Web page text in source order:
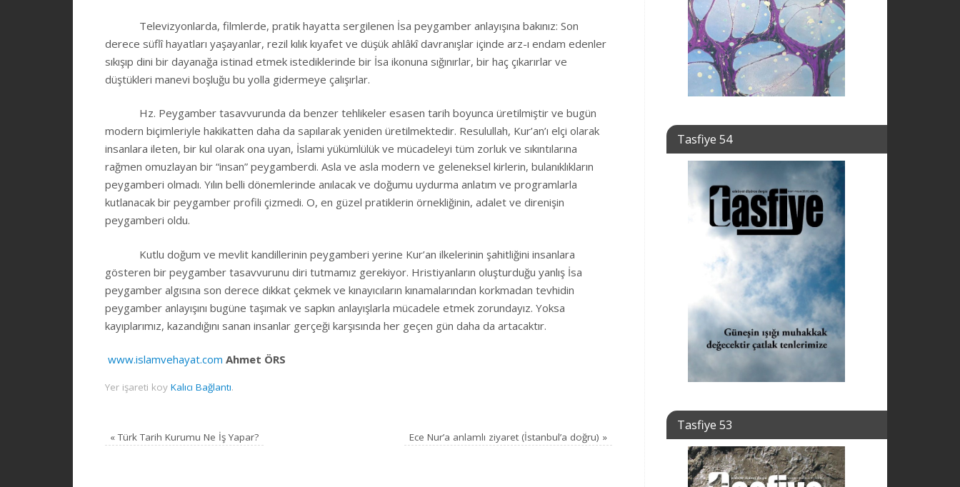
Televizyonlarda, filmlerde, pratik hayatta sergilenen İsa peygamber anlayışına bakınız: Son
derece süflî hayatları yaşayanlar, rezil kılık kıyafet ve düşük ahlâkî davranışlar içinde arz-ı endam edenler
sıkışıp dini bir dayanağa istinad etmek istediklerinde bir İsa ikonuna sığınırlar, bir haç çıkarırlar ve
düştükleri manevi boşluğu bu yolla gidermeye çalışırlar.
Hz. Peygamber tasavvurunda da benzer tehlikeler esasen tarih boyunca üretilmiştir ve bugün
modern biçimleriyle hakikatten daha da sapılarak yeniden üretilmektedir. Resulullah, Kur’an’ı elçi olarak
insanlara ileten, bir kul olarak ona uyan, İslami yükümlülük ve mücadeleyi tüm zorluk ve sıkıntılarına
rağmen omuzlayan bir “insan” peygamberdi. Asla ve asla modern ve geleneksel kirlerin, bulanıklıkların
peygamberi olmadı. Yılın belli dönemlerinde anılacak ve doğumu uydurma anlatım ve programlarla
kutlanacak bir peygamber profili çizmedi. O, en güzel pratiklerin örnekliğinin, adalet ve direnişin
peygamberi oldu.
Kutlu doğum ve mevlit kandillerinin peygamberi yerine Kur’an ilkelerinin şahitliğini insanlara
gösteren bir peygamber tasavvurunu diri tutmamız gerekiyor. Hristiyanların oluşturduğu yanlış İsa
peygamber algısına son derece dikkat çekmek ve kınayıcıların kınamalarından korkmadan tevhidin
peygamber anlayışını bugüne taşımak ve sapkın anlayışlarla mücadele etmek zorundayız. Yoksa
kayıplarımız, kazandığını sanan insanlar gerçeği karşısında her geçen gün daha da artacaktır.
www.islamvehayat.com Ahmet ÖRS
Yer işareti koy Kalıcı Bağlantı.
«Türk Tarih Kurumu Ne İş Yapar? Ece Nur’a anlamlı ziyaret (İstanbul’a doğru) »
Tasfiye 54
Tasfiye 53